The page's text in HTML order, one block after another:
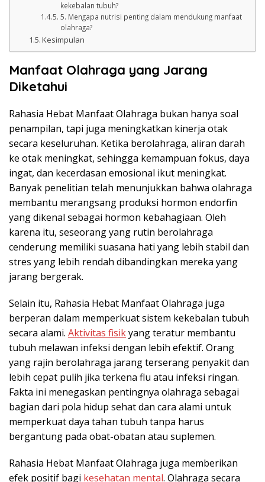
kekebalan tubuh?
5. Mengapa nutrisi penting dalam mendukung manfaat
olahraga?
Kesimpulan
Manfaat Olahraga yang Jarang
Diketahui
Rahasia Hebat Manfaat Olahraga bukan hanya soal
penampilan, tapi juga meningkatkan kinerja otak
secara keseluruhan. Ketika berolahraga, aliran darah
ke otak meningkat, sehingga kemampuan fokus, daya
ingat, dan kecerdasan emosional ikut meningkat.
Banyak penelitian telah menunjukkan bahwa olahraga
membantu merangsang produksi hormon endorfin
yang dikenal sebagai hormon kebahagiaan. Oleh
karena itu, seseorang yang rutin berolahraga
cenderung memiliki suasana hati yang lebih stabil dan
stres yang lebih rendah dibandingkan mereka yang
jarang bergerak.
Selain itu, Rahasia Hebat Manfaat Olahraga juga
berperan dalam memperkuat sistem kekebalan tubuh
secara alami. Aktivitas fisikyang teratur membantu
tubuh melawan infeksi dengan lebih efektif. Orang
yang rajin berolahraga jarang terserang penyakit dan
lebih cepat pulih jika terkena flu atau infeksi ringan.
Fakta ini menegaskan pentingnya olahraga sebagai
bagian dari pola hidup sehat dan cara alami untuk
memperkuat daya tahan tubuh tanpa harus
bergantung pada obat-obatan atau suplemen.
Rahasia Hebat Manfaat Olahraga juga memberikan
efek positif bagi kesehatan mental. Olahraga secara